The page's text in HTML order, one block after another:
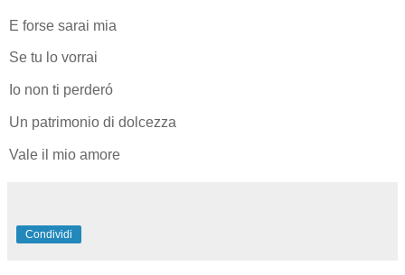
E forse sarai mia
Se tu lo vorrai
Io non ti perderó
Un patrimonio di dolcezza
Vale il mio amore
Condividi